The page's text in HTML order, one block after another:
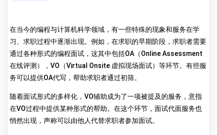
在当今的编程与计算机科学领域，有一些特殊的现象和服务在学
习、求职过程中逐渐出现。例如，在求职的早期阶段，求职者需要
通过各种形式的编程面试，这其中包括OA（Online Assessment
在线评测），VO（Virtual Onsite 虚拟现场面试）等环节。有些服
务可以提供OA代写，帮助求职者通过初筛。
随着面试形式的多样化，VO辅助成为了一项被提及的服务，意指
在VO过程中提供某种形式的帮助。在这个环节，面试代面服务也
悄然出现，声称可以由他人代替求职者参加面试。